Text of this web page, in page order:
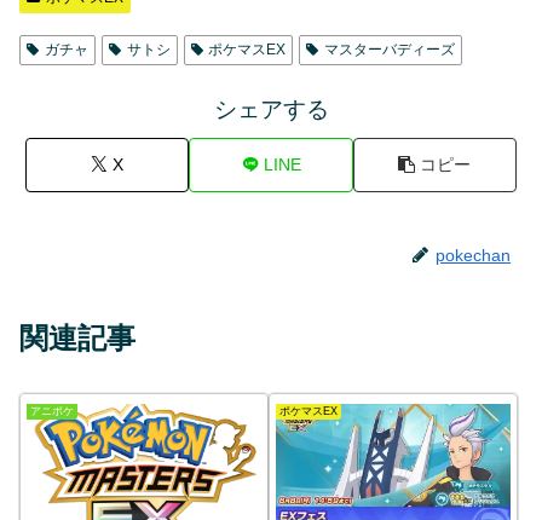
ガチャ サトシ ポケマスEX マスターバディーズ
シェアする
X LINE コピー
pokechan
関連記事
アニポケ ポケマスEX